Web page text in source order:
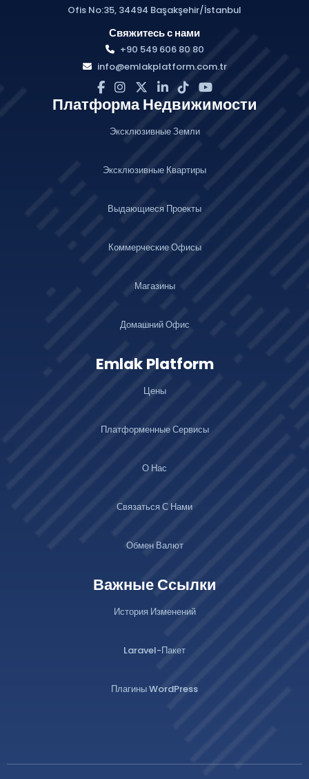
Ofis No:35, 34494 Başakşehir/İstanbul
Свяжитесь с нами
+90 549 606 80 80
info@emlakplatform.com.tr
Платформа Недвижимости
Эксклюзивные Земли
Эксклюзивные Квартиры
Выдающиеся Проекты
Коммерческие Офисы
Магазины
Домашний Офис
Emlak Platform
Цены
Платформенные Сервисы
О Нас
Связаться С Нами
Обмен Валют
Важные Ссылки
История Изменений
Laravel-Пакет
Плагины WordPress